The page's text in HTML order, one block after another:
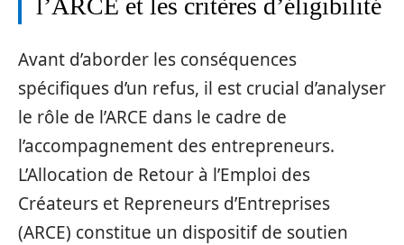
l’ARCE et les critères d’éligibilité
Avant d’aborder les conséquences
spécifiques d’un refus, il est crucial d’analyser
le rôle de l’ARCE dans le cadre de
l’accompagnement des entrepreneurs.
L’Allocation de Retour à l’Emploi des
Créateurs et Repreneurs d’Entreprises
(ARCE) constitue un dispositif de soutien